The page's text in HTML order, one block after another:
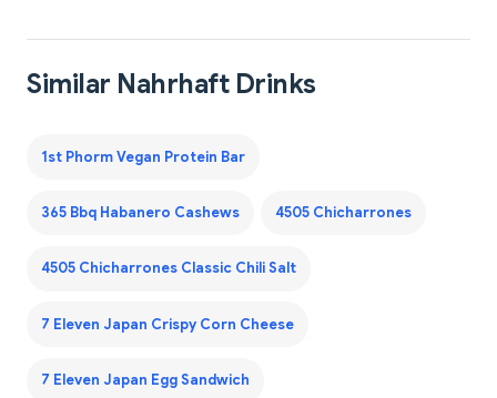
Similar Nahrhaft Drinks
1st Phorm Vegan Protein Bar
365 Bbq Habanero Cashews 4505 Chicharrones
4505 Chicharrones Classic Chili Salt
7 Eleven Japan Crispy Corn Cheese
7 Eleven Japan Egg Sandwich